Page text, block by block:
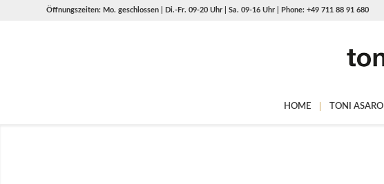
Öffnungszeiten: Mo. geschlossen | Di.-Fr. 09-20 Uhr | Sa. 09-16 Uhr | Phone: +49 711 88 91 680
HOME TONI ASARO